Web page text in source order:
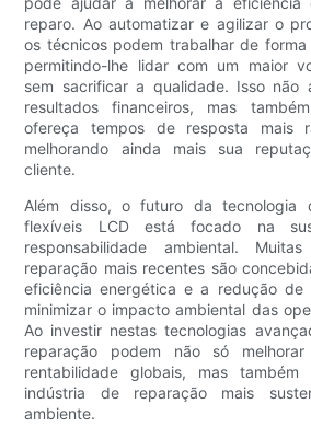
reparo. Ao automatizar e agilizar o
os técnicos podem trabalhar de
permitindo-lhe lidar com um maior
sem sacrificar a qualidade. Isso não
resultados financeiros, mas
ofereça tempos de resposta mais
melhorando ainda mais sua
cliente.
Além disso, o futuro da tecnologia
flexíveis LCD está focado na
responsabilidade ambiental.
reparação mais recentes são
eficiência energética e a redução de
minimizar o impacto ambiental das
Ao investir nestas tecnologias
reparação podem não só
rentabilidade globais, mas
indústria de reparação mais
ambiente.